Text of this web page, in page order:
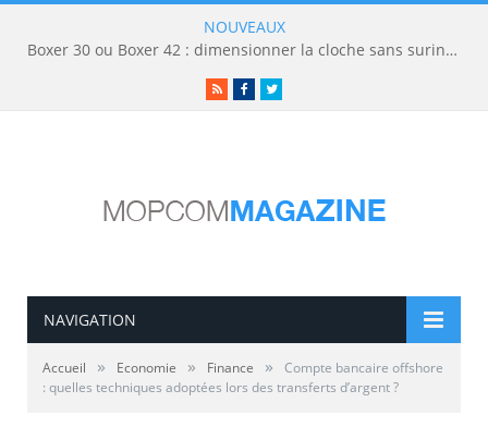
NOUVEAUX
Boxer 30 ou Boxer 42 : dimensionner la cloche sans surinvestir
RSSFacebookTwitter
NAVIGATION
Accueil » Economie » Finance »
Compte bancaire offshore
: quelles techniques adoptées lors des transferts d’argent ?